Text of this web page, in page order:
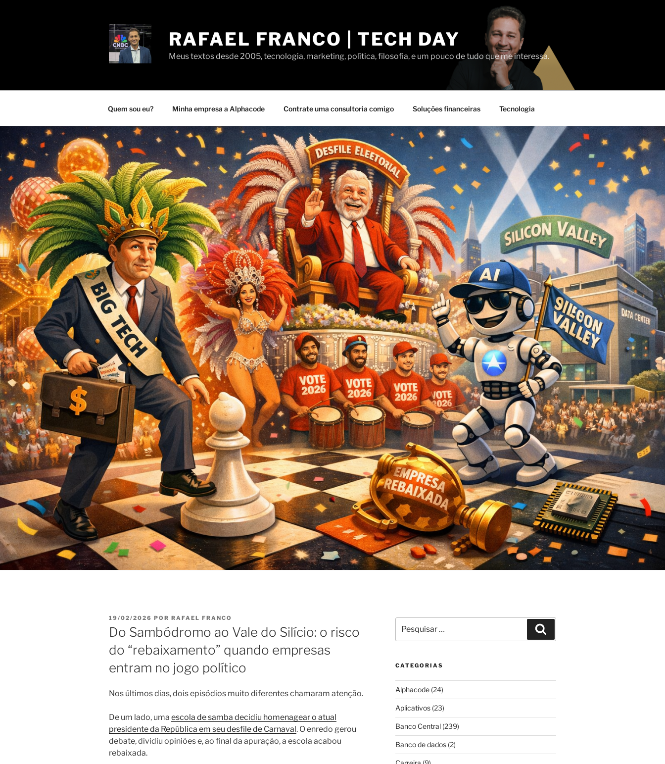
RAFAEL FRANCO | TECH DAY
Meus textos desde 2005, tecnologia, marketing, política, filosofia, e um pouco de tudo que me interessa.
Quem sou eu? Minha empresa a Alphacode Contrate uma consultoria comigo Soluções financeiras Tecnologia
PUBLICADO
EM
19/02/2026 POR RAFAEL FRANCO
Do Sambódromo ao Vale do Silício: o risco
do “rebaixamento” quando empresas
entram no jogo político
Nos últimos dias, dois episódios muito diferentes chamaram atenção.
De um lado, uma escola de samba decidiu homenagear o atual
presidente da República em seu desfile de Carnaval. O enredo gerou
debate, dividiu opiniões e, ao final da apuração, a escola acabou
rebaixada.
por:
CATEGORIAS
Alphacode(24)
Aplicativos(23)
Banco Central(239)
Banco de dados(2)